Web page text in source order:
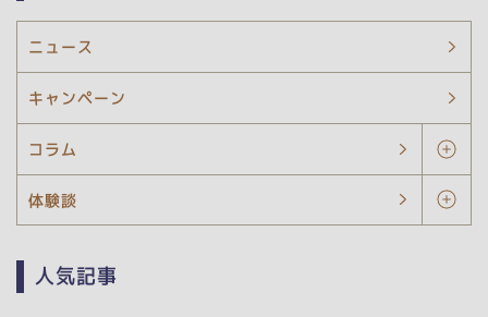
ニュース
キャンペーン
コラム
体験談
人気記事